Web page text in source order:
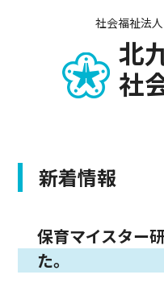
社会福祉法
北
社
新着情報
保育マイスター
た。